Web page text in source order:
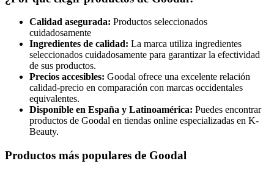
Calidad asegurada: Productos seleccionados
cuidadosamente
Ingredientes de calidad: La marca utiliza ingredientes
seleccionados cuidadosamente para garantizar la efectividad
de sus productos.
Precios accesibles: Goodal ofrece una excelente relación
calidad-precio en comparación con marcas occidentales
equivalentes.
Disponible en España y Latinoamérica: Puedes encontrar
productos de Goodal en tiendas online especializadas en K-
Beauty.
Productos más populares de Goodal